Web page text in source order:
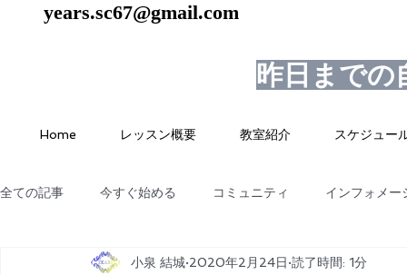
years.sc67@gmail.com
昨日までの
Home レッスン概要 教室紹介 スケジュー
全ての記事 今すぐ始める コミュニティ インフォメー
小泉 結城 2020年2月24日 読了時間: 1分